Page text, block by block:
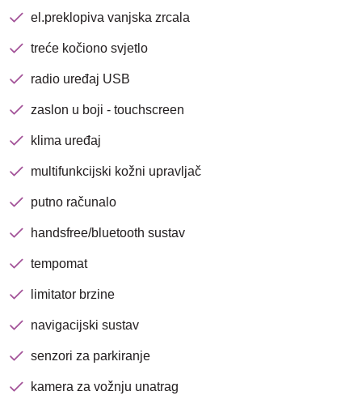
el.preklopiva vanjska zrcala
treće kočiono svjetlo
radio uređaj USB
zaslon u boji - touchscreen
klima uređaj
multifunkcijski kožni upravljač
putno računalo
handsfree/bluetooth sustav
tempomat
limitator brzine
navigacijski sustav
senzori za parkiranje
kamera za vožnju unatrag
Nova lokacija - Slavonska
Brza pretraga